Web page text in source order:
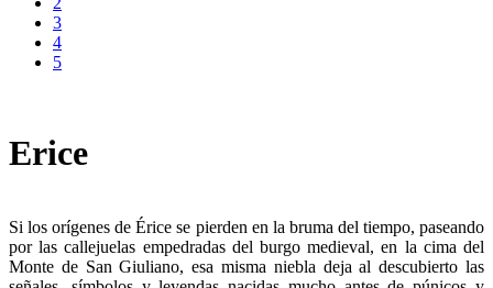
3
4
5
Erice
Si los orígenes de Érice se pierden en la bruma del tiempo, paseando
por las callejuelas empedradas del burgo medieval, en la cima del
Monte de San Giuliano, esa misma niebla deja al descubierto las